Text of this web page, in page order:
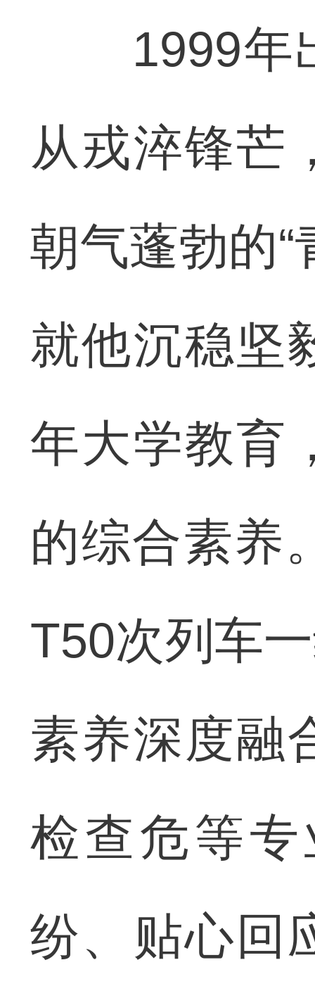
1999年出
从戎淬锋芒
朝气蓬勃的
就他沉稳坚
年大学教育
的综合素养
T50次列车
素养深度融
检查危等
纷、贴心回